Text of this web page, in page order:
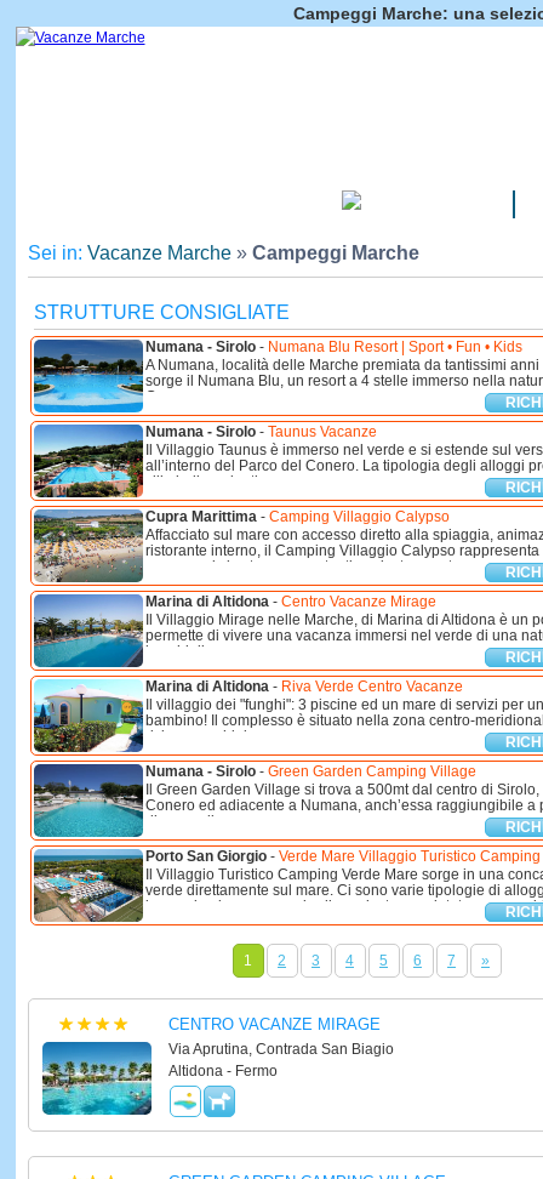
Campeggi Marche: una
Sei in: Vacanze Marche» Campeggi Marche
STRUTTURE CONSIGLIATE
Numana - Sirolo- Numana Blu Resort | Sport • Fun • Kids
A Numana, località delle Marche premiata da tantissimi
sorge il Numana Blu, un resort a 4 stelle immerso nella
Conero, a ...
Numana - Sirolo- Taunus Vacanze
Il Villaggio Taunus è immerso nel verde e si estende sul
all’interno del Parco del Conero. La tipologia degli alloggi
ville indipendenti ...
Cupra Marittima- Camping Villaggio Calypso
Affacciato sul mare con accesso diretto alla spiaggia,
ristorante interno, il Camping Villaggio Calypso rappresenta
vacanza si vive tra mare autentico, risate spontanee e ...
Marina di Altidona- Centro Vacanze Mirage
Il Villaggio Mirage nelle Marche, di Marina di Altidona è un
permette di vivere una vacanza immersi nel verde di una
boschi di ...
Marina di Altidona- Riva Verde Centro Vacanze
Il villaggio dei "funghi": 3 piscine ed un mare di servizi per
bambino! Il complesso è situato nella zona centro-
riviera marchigiana, ...
Numana - Sirolo- Green Garden Camping Village
Il Green Garden Village si trova a 500mt dal centro di
Conero ed adiacente a Numana, anch’essa raggiungibile a
dispone di ...
Porto San Giorgio- Verde Mare Villaggio Turistico Camping
Il Villaggio Turistico Camping Verde Mare sorge in una
verde direttamente sul mare. Ci sono varie tipologie di
immersi nel parco con giardino privato e recintato; case
1 2 3 4 5 6 7 »
CENTRO VACANZE MIRAGE
Via Aprutina, Contrada San Biagio
Altidona - Fermo